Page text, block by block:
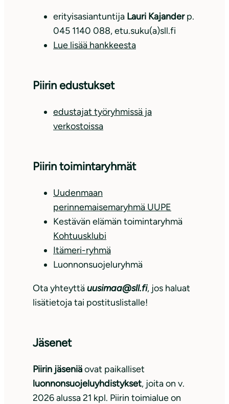
erityisasiantuntija Lauri Kajanderp.
045 1140 088, etu.suku(a)sll.fi
Lue lisää hankkeesta
Piirin edustukset
edustajat työryhmissä ja
verkostoissa
Piirin toimintaryhmät
Uudenmaan
perinnemaisemaryhmä UUPE
Kestävän elämän toimintaryhmä
Kohtuusklubi
Itämeri-ryhmä
Luonnonsuojeluryhmä
Ota yhteyttäuusimaa@sll.fi, jos haluat
lisätietoja tai postituslistalle!
Jäsenet
Piirin jäseniäovat paikalliset
luonnonsuojeluyhdistykset, joita on v.
2026 alussa 21 kpl. Piirin toimialue on